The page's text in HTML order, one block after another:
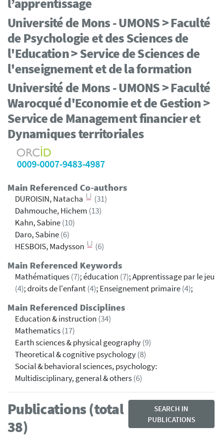
l’apprentissage
Université de Mons - UMONS > Faculté
de Psychologie et des Sciences de
l'Education > Service de Sciences de
l'enseignement et de la formation
Université de Mons - UMONS > Faculté
Warocqué d'Economie et de Gestion >
Service de Management financier et
Dynamiques territoriales
0009-0007-9483-4987
Main Referenced Co-authors
DUROISIN, Natacha
(31)
Dahmouche, Hichem (13)
Kahn, Sabine(10)
Daro, Sabine(6)
HESBOIS, Madysson
(6)
Main Referenced Keywords
Mathématiques(7); éducation (7); Apprentissage par le jeu
(4); droits de l'enfant(4); Enseignement primaire(4);
Main Referenced Disciplines
Education & instruction (34)
Mathematics(17)
Earth sciences & physical geography(9)
Theoretical & cognitive psychology(8)
Social & behavioral sciences, psychology:
Multidisciplinary, general & others(6)
Publications (total
38)
SEARCH IN
PUBLICATIONS